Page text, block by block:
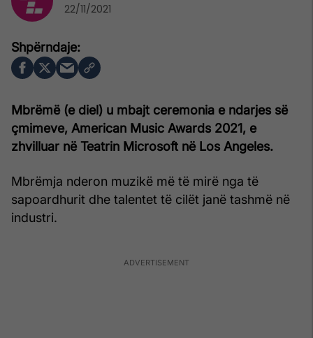
Mbrëmë (e diel) u mbajt ceremonia e ndarjes së
çmimeve, American Music Awards 2021, e
zhvilluar në Teatrin Microsoft në Los Angeles.
Mbrëmja nderon muzikë më të mirë nga të
sapoardhurit dhe talentet të cilët janë tashmë në
industri.
22/11/2021